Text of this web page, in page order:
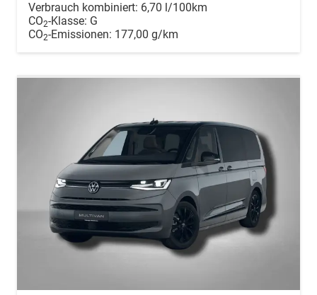
Verbrauch kombiniert: 6,70 l/100km
CO2-Klasse: G
CO2-Emissionen: 177,00 g/km